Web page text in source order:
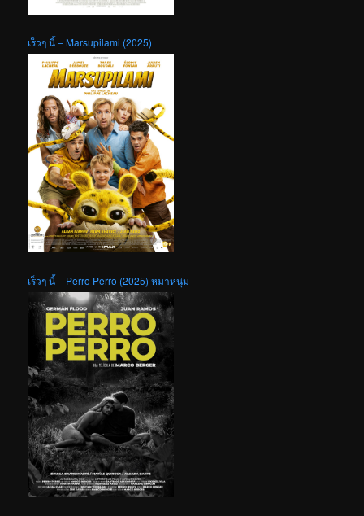
เร็วๆ นี้ – Marsupilami (2025)
เร็วๆ นี้ – Perro Perro (2025) หมาหนุ่ม